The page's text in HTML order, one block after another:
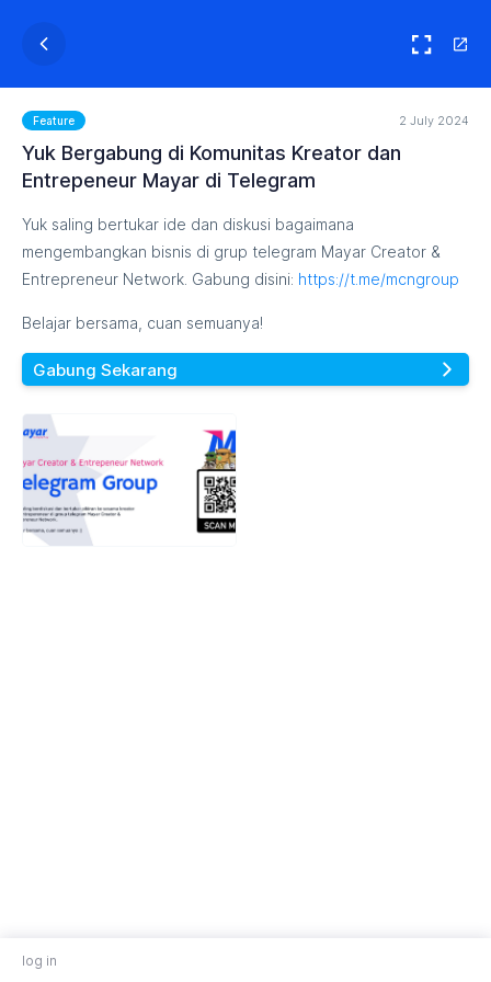
Feature 2 July 2024
Yuk Bergabung di Komunitas Kreator dan
Entrepeneur Mayar di Telegram
Yuk saling bertukar ide dan diskusi bagaimana
mengembangkan bisnis di grup telegram Mayar Creator &
Entrepreneur Network. Gabung disini: https://t.me/mcngroup
Belajar bersama, cuan semuanya!
Gabung Sekarang
log in